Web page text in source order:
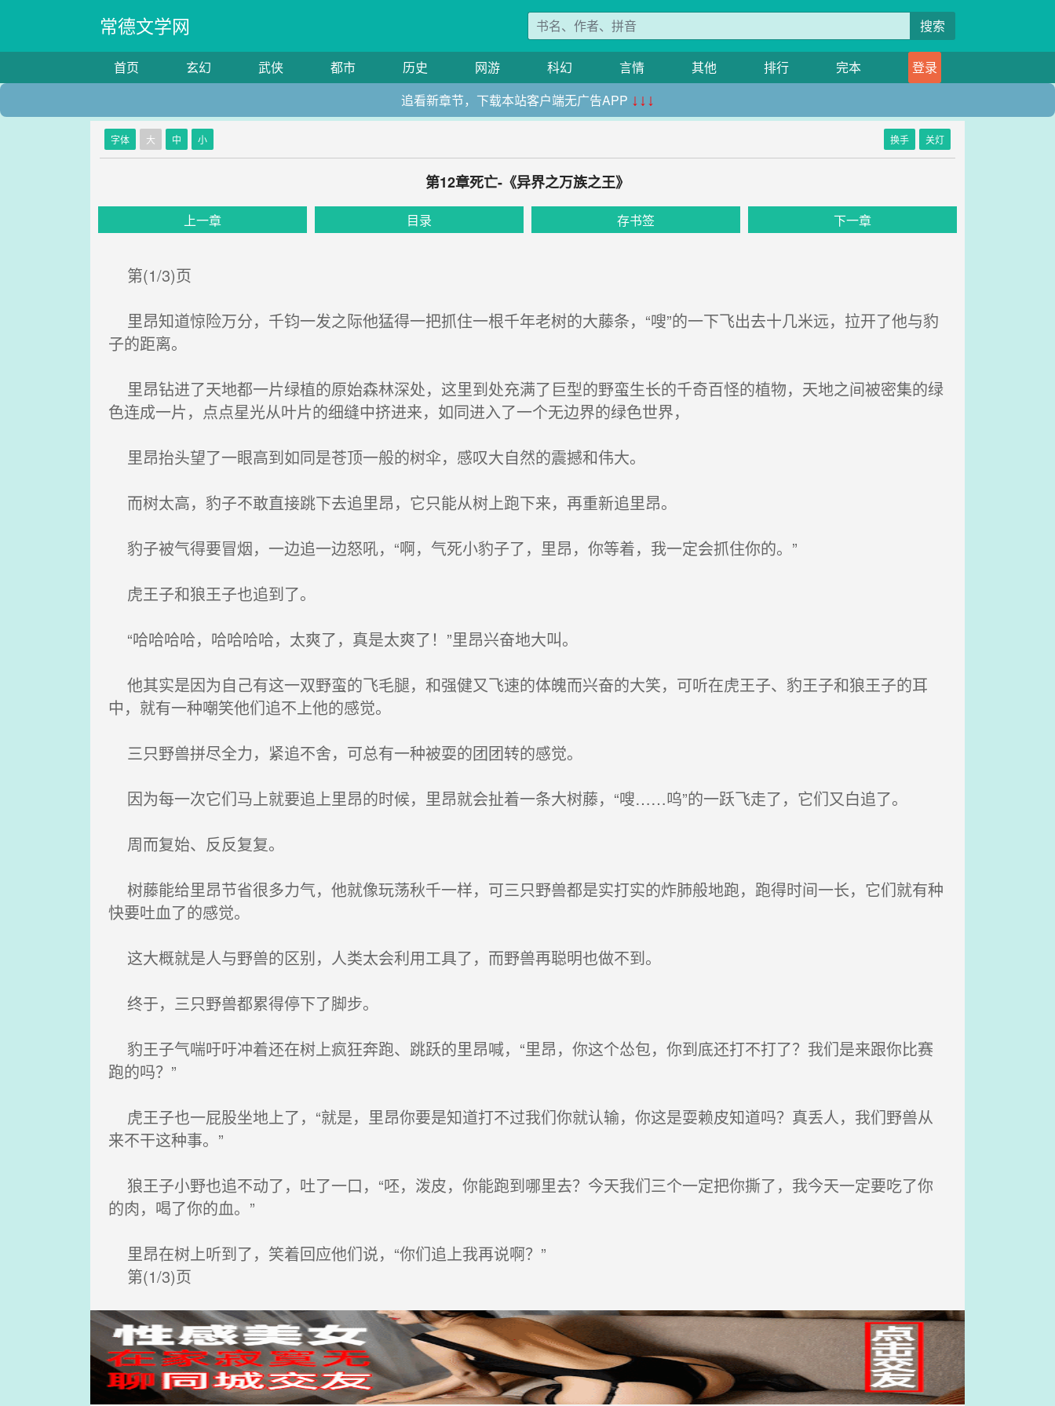
常德文学网 搜索
首页 玄幻 武侠 都市 历史 网游 科幻 言情 其他 排行 完本
登录
追看新章节，下载本站客户端无广告APP ↓↓↓
字体 大 中 小 换手 关灯
第12章死亡-《异界之万族之王》
上一章 目录 存书签 下一章
第(1/3)页
里昂知道惊险万分，千钧一发之际他猛得一把抓住一根千年老树的大藤条，“嗖”的一下飞出去十几米远，拉开了他与豹
子的距离。
里昂钻进了天地都一片绿植的原始森林深处，这里到处充满了巨型的野蛮生长的千奇百怪的植物，天地之间被密集的绿
色连成一片，点点星光从叶片的细缝中挤进来，如同进入了一个无边界的绿色世界，
里昂抬头望了一眼高到如同是苍顶一般的树伞，感叹大自然的震撼和伟大。
而树太高，豹子不敢直接跳下去追里昂，它只能从树上跑下来，再重新追里昂。
豹子被气得要冒烟，一边追一边怒吼，“啊，气死小豹子了，里昂，你等着，我一定会抓住你的。”
虎王子和狼王子也追到了。
“哈哈哈哈，哈哈哈哈，太爽了，真是太爽了！”里昂兴奋地大叫。
他其实是因为自己有这一双野蛮的飞毛腿，和强健又飞速的体魄而兴奋的大笑，可听在虎王子、豹王子和狼王子的耳
中，就有一种嘲笑他们追不上他的感觉。
三只野兽拼尽全力，紧追不舍，可总有一种被耍的团团转的感觉。
因为每一次它们马上就要追上里昂的时候，里昂就会扯着一条大树藤，“嗖……呜”的一跃飞走了，它们又白追了。
周而复始、反反复复。
树藤能给里昂节省很多力气，他就像玩荡秋千一样，可三只野兽都是实打实的炸肺般地跑，跑得时间一长，它们就有种
快要吐血了的感觉。
这大概就是人与野兽的区别，人类太会利用工具了，而野兽再聪明也做不到。
终于，三只野兽都累得停下了脚步。
豹王子气喘吁吁冲着还在树上疯狂奔跑、跳跃的里昂喊，“里昂，你这个怂包，你到底还打不打了？我们是来跟你比赛
跑的吗？”
虎王子也一屁股坐地上了，“就是，里昂你要是知道打不过我们你就认输，你这是耍赖皮知道吗？真丢人，我们野兽从
来不干这种事。”
狼王子小野也追不动了，吐了一口，“呸，泼皮，你能跑到哪里去？今天我们三个一定把你撕了，我今天一定要吃了你
的肉，喝了你的血。”
里昂在树上听到了，笑着回应他们说，“你们追上我再说啊？”
第(1/3)页